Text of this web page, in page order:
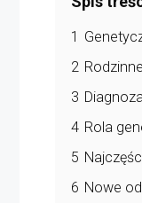
1
2
3
4 Rola
5
6 Nowe